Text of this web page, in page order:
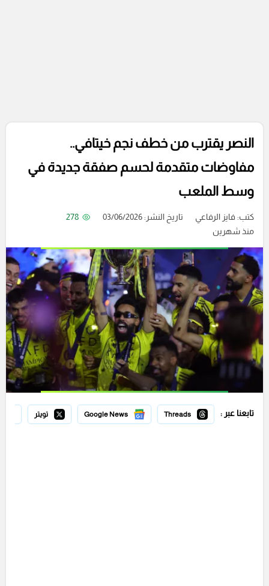
النصر يقترب من خطف نجم خيتافي..
مفاوضات متقدمة لحسم صفقة جديدة في
وسط الملعب
كتب: فايز الرفاعي تاريخ النشر: 03/06/2026
278
منذ شهرين
تابعنا عبر : Threads
Google News تويتر